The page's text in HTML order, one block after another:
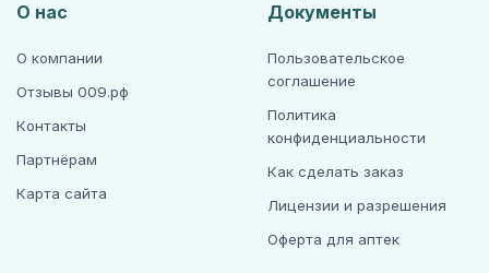
О нас
О компании
Отзывы 009.рф
Контакты
Партнёрам
Карта сайта
Документы
Пользовательское
соглашение
Политика
конфиденциальности
Как сделать заказ
Лицензии и разрешения
Оферта для аптек